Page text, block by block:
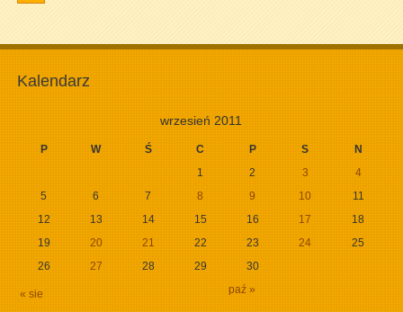
Kalendarz
wrzesień 2011
P W Ś C P S N
« sie paź »
1 2 3
4
5
6 7 8 9 10
11
12
13 14 15 16 17
18
19
20 21 22 23 24
25
26
27 28 29 30